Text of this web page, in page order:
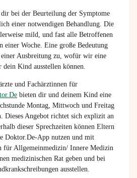
dir bei der Beurteilung der Symptome
einer notwendigen Behandlung. Die
mild, und fast alle Betroffenen
einer Woche. Eine große Bedeutung
Ausbreitung zu, wofür wir eine
dein Kind ausstellen können.
und Fachärztinnen für
bieten dir und deinem Kind eine
Montag, Mittwoch und Freitag
Dieses Angebot richtet sich explizit an
dieser Sprechzeiten können Eltern
Doktor.De-App nutzen und mit
für Allgemeinmedizin/ Innere Medizin
medizinischen Rat geben und bei
ausstellen.